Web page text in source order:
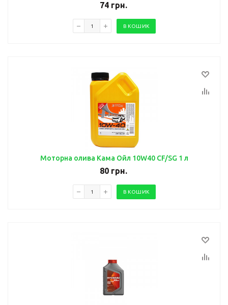
74грн.
В КОШИК
Моторна олива Кама Ойл 10W40 CF/SG 1 л
80грн.
В КОШИК